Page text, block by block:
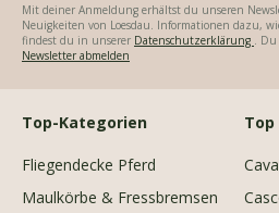
Mit deiner Anmeldung erhältst du unseren
Neuigkeiten von Loesdau. Informationen dazu,
findest du in unserer Datenschutzerklärung .
Newsletter abmelden
Top-Kategorien
Fliegendecke Pferd
Maulkörbe & Fressbremsen